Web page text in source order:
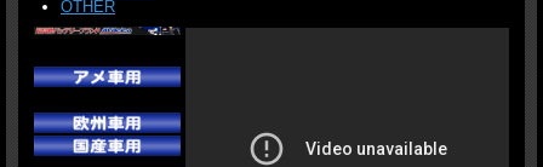
OTHER